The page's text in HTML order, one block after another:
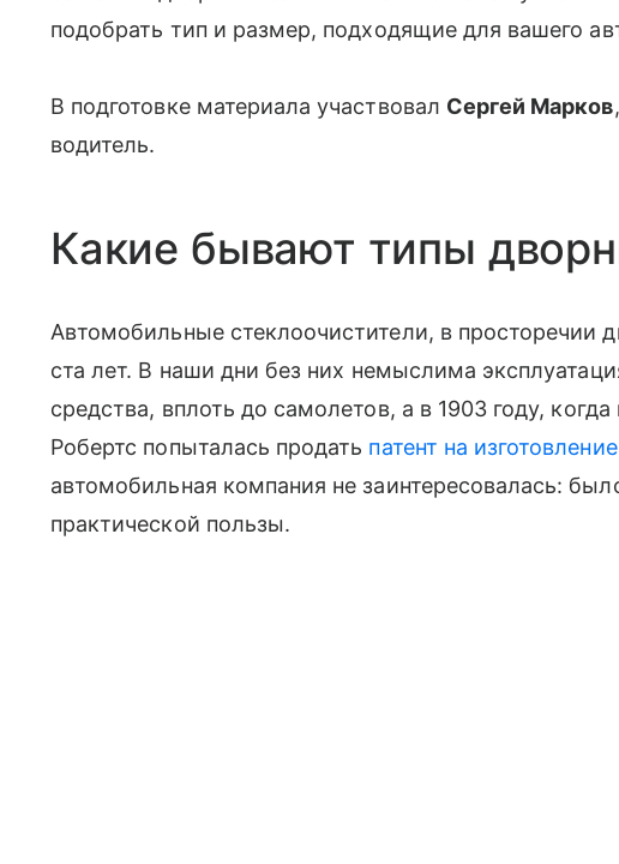
подобрать тип и размер, подходящие для вашего
В подготовке материала участвовал Сергей Марков
водитель.
Какие бывают типы
Автомобильные стеклоочистители, в просторечии
ста лет. В наши дни без них немыслима
средства, вплоть до самолетов, а в 1903 году,
Робертс попыталась продать патент на
автомобильная компания не заинтересовалась:
практической пользы.